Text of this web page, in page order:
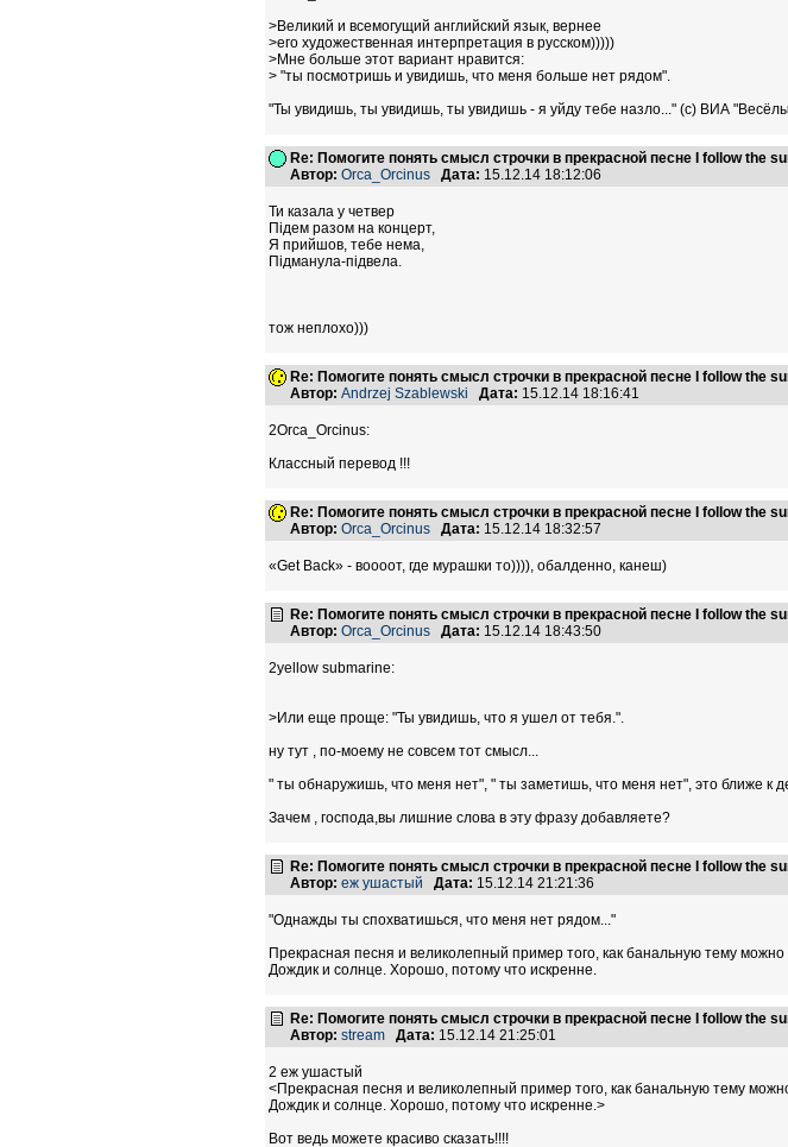
>Великий и всемогущий английский язык, вернее
>его художественная интерпретация в русском)))))
>Мне больше этот вариант нравится:
> "ты посмотришь и увидишь, что меня больше нет рядом".
"Ты увидишь, ты увидишь, ты увидишь - я уйду тебе назло..." (с) ВИА
Re: Помогите понять смысл строчки в прекрасной песне I follow the
Автор: Orca_Orcinus Дата: 15.12.14 18:12:06
Ти казала у четвер
Підем разом на концерт,
Я прийшов, тебе нема,
Підманула-підвела.
тож неплохо)))
Re: Помогите понять смысл строчки в прекрасной песне I follow the
Автор: Andrzej Szablewski Дата: 15.12.14 18:16:41
2Orca_Orcinus:
Классный перевод !!!
Re: Помогите понять смысл строчки в прекрасной песне I follow the
Автор: Orca_Orcinus Дата: 15.12.14 18:32:57
«Get Back» - воооот, где мурашки то)))), обалденно, канеш)
Re: Помогите понять смысл строчки в прекрасной песне I follow the
Автор: Orca_Orcinus Дата: 15.12.14 18:43:50
2yellow submarine:
>Или еще проще: "Ты увидишь, что я ушел от тебя.".
ну тут , по-моему не совсем тот смысл...
" ты обнаружишь, что меня нет", " ты заметишь, что меня нет", это ближе к
Зачем , господа,вы лишние слова в эту фразу добавляете?
Re: Помогите понять смысл строчки в прекрасной песне I follow the
Автор: еж ушастый Дата: 15.12.14 21:21:36
"Однажды ты спохватишься, что меня нет рядом..."
Прекрасная песня и великолепный пример того, как банальную тему
Дождик и солнце. Хорошо, потому что искренне.
Re: Помогите понять смысл строчки в прекрасной песне I follow the
Автор: stream Дата: 15.12.14 21:25:01
2 еж ушастый
<Прекрасная песня и великолепный пример того, как банальную тему
Дождик и солнце. Хорошо, потому что искренне.>
Вот ведь можете красиво сказать!!!!